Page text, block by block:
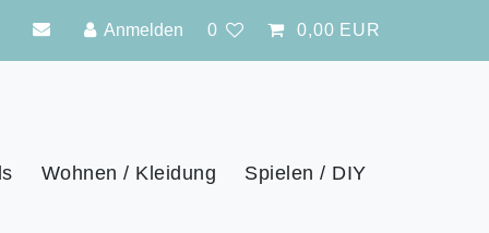
Anmelden 0 0,00 EUR
Wohnen / Kleidung Spielen / DIY